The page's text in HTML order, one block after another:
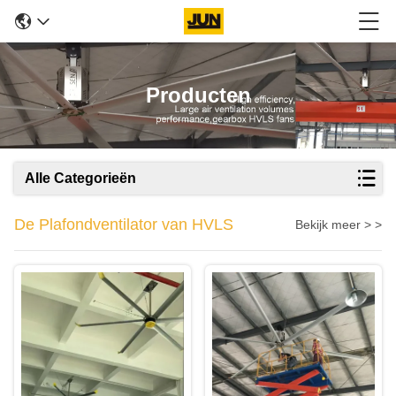
Producten
Alle Categorieën
De Plafondventilator van HVLS Bekijk meer > >